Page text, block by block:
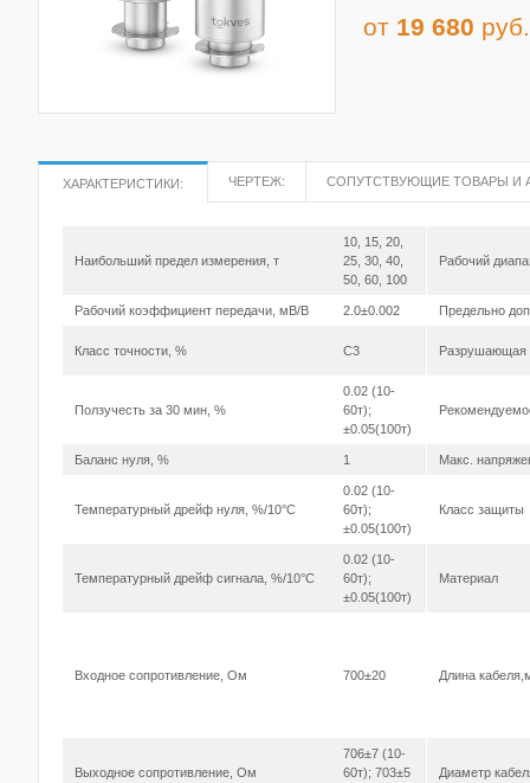
от 19 680 руб.
ХАРАКТЕРИСТИКИ: ЧЕРТЕЖ: СОПУТСТВУЮЩИЕ ТОВАРЫ И
Наибольший предел измерения, т
10, 15, 20,
25, 30, 40,
50, 60, 100
Рабочий
Рабочий коэффициент передачи, мВ/В 2.0±0.002 Предельно
Класс точности, % C3 Разрушающая
Ползучесть за 30 мин, %
0.02 (10-
60т);
±0.05(100т)
Баланс нуля, % 1 Макс.
Температурный дрейф нуля, %/10°С
0.02 (10-
60т);
±0.05(100т)
Класс защиты
Температурный дрейф сигнала, %/10°С
0.02 (10-
60т);
±0.05(100т)
Материал
Входное сопротивление, Ом 700±20 Длина
Выходное сопротивление, Ом
706±7 (10-
60т); 703±5
Диаметр